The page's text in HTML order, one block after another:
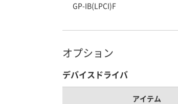
GP-IB(LPCI)F
オプション
デバイスドライバ
アイテム